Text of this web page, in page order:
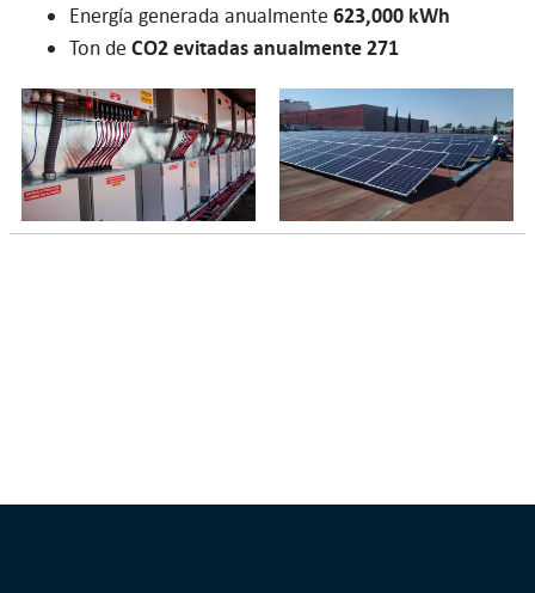
Energía generada anualmente 623,000 kWh
Ton de CO2 evitadas anualmente 271